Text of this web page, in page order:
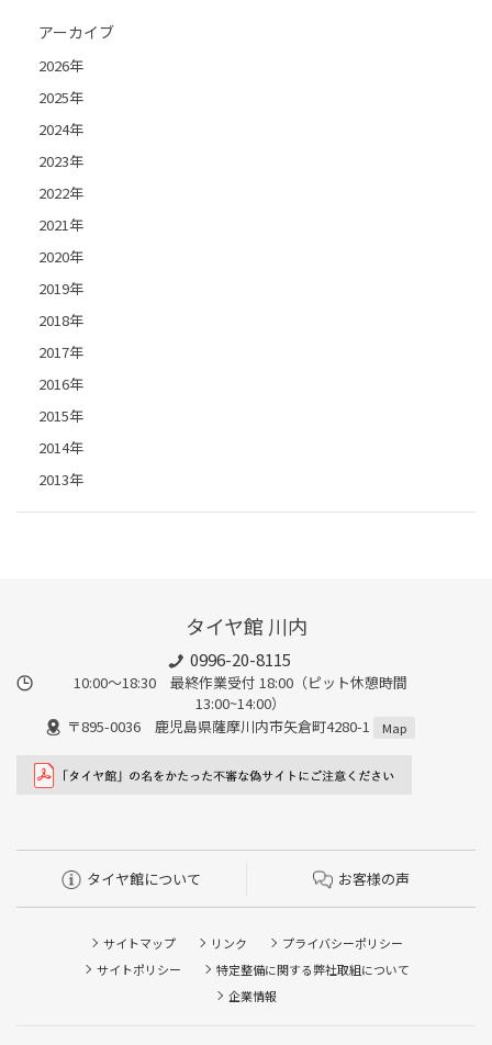
アーカイブ
2026年
2025年
2024年
2023年
2022年
2021年
2020年
2019年
2018年
2017年
2016年
2015年
2014年
2013年
タイヤ館 川内
0996-20-8115
10:00～18:30 最終作業受付 18:00（ピット休憩時間
13:00~14:00）
〒895-0036 鹿児島県薩摩川内市矢倉町4280-1
Map
タイヤ館について お客様の声
サイトマップ リンク
プライバシーポリシー
サイトポリシー
特定整備に関する弊社取組について
企業情報